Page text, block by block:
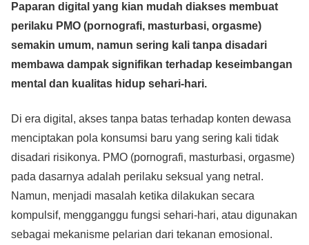
c
e
b
o
k
tt
er
at
s
A
p
e
ss
e
n
g
ail p
y
Li
n
ar
e
Paparan digital yang kian mudah diakses membuat
perilaku PMO (pornografi, masturbasi, orgasme)
semakin umum, namun sering kali tanpa disadari
membawa dampak signifikan terhadap keseimbangan
mental dan kualitas hidup sehari-hari.
Di era digital, akses tanpa batas terhadap konten dewasa
menciptakan pola konsumsi baru yang sering kali tidak
disadari risikonya. PMO (pornografi, masturbasi, orgasme)
pada dasarnya adalah perilaku seksual yang netral.
Namun, menjadi masalah ketika dilakukan secara
kompulsif, mengganggu fungsi sehari-hari, atau digunakan
sebagai mekanisme pelarian dari tekanan emosional.